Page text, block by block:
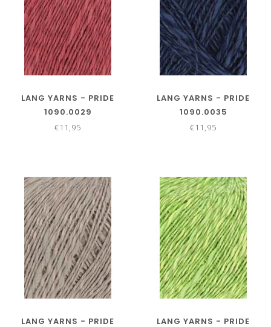
LANG YARNS - PRIDE
1090.0029
€11,95
LANG YARNS - PRIDE
1090.0035
€11,95
LANG YARNS - PRIDE LANG YARNS - PRIDE